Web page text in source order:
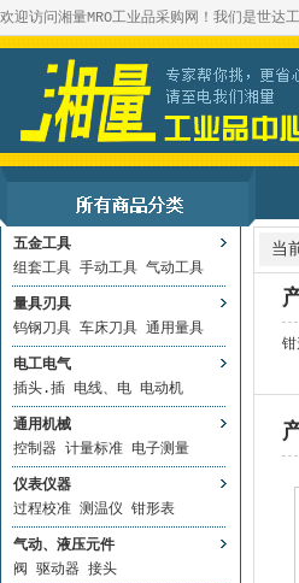
欢迎访问湘量MRO工业品采购网！我们是世
五金工具
组套工具 手动工具 气动工具
量具刃具
钨钢刀具 车床刀具 通用量具
电工电气
插头.插 电线、电 电动机
通用机械
控制器 计量标准 电子测量
仪表仪器
过程校准 测温仪 钳形表
气动、液压元件
阀
驱动器 接头
当